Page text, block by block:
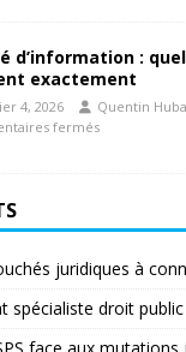
d’information :
exactement
4, 2026
Quentin
fermés
juridiques à
spécialiste droit
face aux mutations